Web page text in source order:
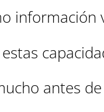
información
antes